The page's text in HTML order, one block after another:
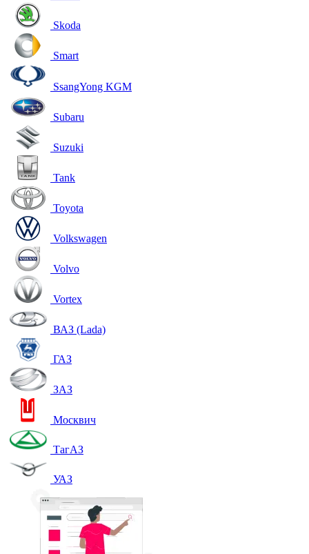
Skoda
Smart
SsangYong KGM
Subaru
Suzuki
Tank
Toyota
Volkswagen
Volvo
Vortex
ВАЗ (Lada)
ГАЗ
ЗАЗ
Москвич
ТагАЗ
УАЗ